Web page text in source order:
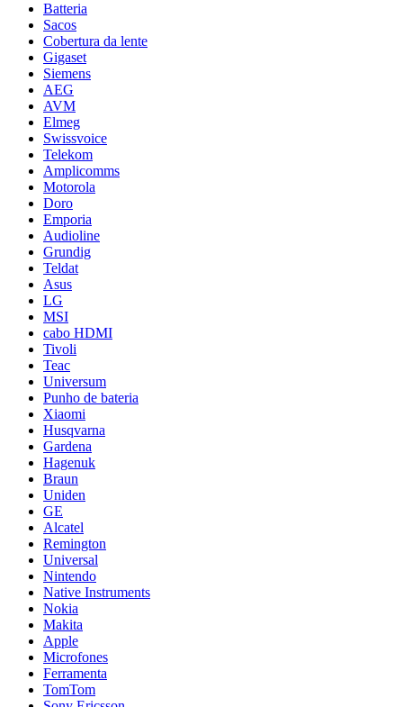
Batteria
Sacos
Cobertura da lente
Gigaset
Siemens
AEG
AVM
Elmeg
Swissvoice
Telekom
Amplicomms
Motorola
Doro
Emporia
Audioline
Grundig
Teldat
Asus
LG
MSI
cabo HDMI
Tivoli
Teac
Universum
Punho de bateria
Xiaomi
Husqvarna
Gardena
Hagenuk
Braun
Uniden
GE
Alcatel
Remington
Universal
Nintendo
Native Instruments
Nokia
Makita
Apple
Microfones
Ferramenta
TomTom